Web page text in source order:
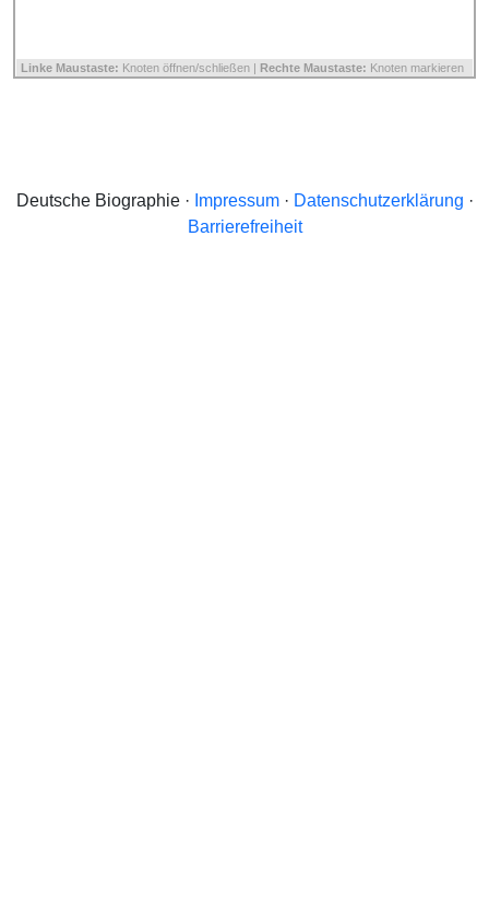
Linke Maustaste: Knoten öffnen/schließen | Rechte Maustaste: Knoten markieren
Deutsche Biographie · Impressum· Datenschutzerklärung ·
Barrierefreiheit